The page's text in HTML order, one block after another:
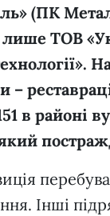
(ПК
ТОВ
–
в районі
Інші